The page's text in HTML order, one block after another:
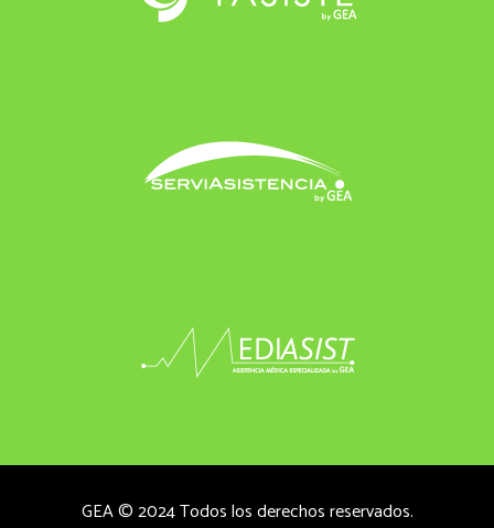
GEA © 2024 Todos los derechos reservados.